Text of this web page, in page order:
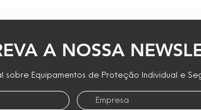
A NOSSA
sobre Equipamentos de Proteção Individual e